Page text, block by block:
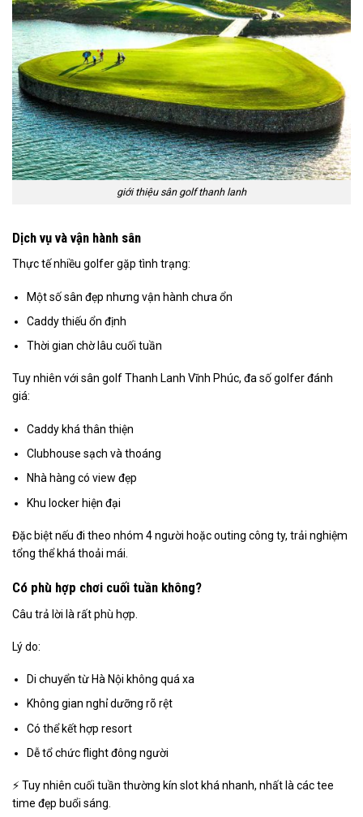
giới thiệu sân golf thanh lanh
Dịch vụ và vận hành sân
Thực tế nhiều golfer gặp tình trạng:
Một số sân đẹp nhưng vận hành chưa ổn
Caddy thiếu ổn định
Thời gian chờ lâu cuối tuần
Tuy nhiên với sân golf Thanh Lanh Vĩnh Phúc, đa số golfer đánh
giá:
Caddy khá thân thiện
Clubhouse sạch và thoáng
Nhà hàng có view đẹp
Khu locker hiện đại
Đặc biệt nếu đi theo nhóm 4 người hoặc outing công ty, trải nghiệm
tổng thể khá thoải mái.
Có phù hợp chơi cuối tuần không?
Câu trả lời là rất phù hợp.
Lý do:
Di chuyển từ Hà Nội không quá xa
Không gian nghỉ dưỡng rõ rệt
Có thể kết hợp resort
Dễ tổ chức flight đông người
⚡ Tuy nhiên cuối tuần thường kín slot khá nhanh, nhất là các tee
time đẹp buổi sáng.